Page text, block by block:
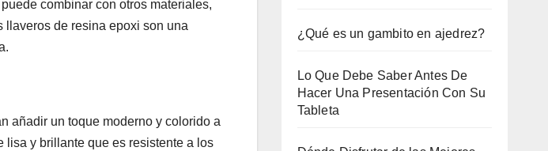
combinar con otros materiales,
llaveros de resina epoxi son una
añadir un toque moderno y colorido a
lisa y brillante que es resistente a los
¿Qué es un gambito en ajedrez?
Lo Que Debe Saber Antes De
Hacer Una Presentación Con Su
Tableta